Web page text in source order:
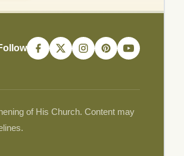
of His Church. Content may